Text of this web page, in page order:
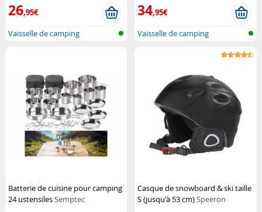
26,95€
Vaisselle de camping
34,95€
Vaisselle de camping
Batterie de cuisine pour camping
24 ustensilesSemptec
Casque de snowboard & ski taille
S (jusqu'à 53 cm)Speeron